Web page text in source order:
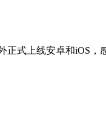
式上线安卓和iOS，